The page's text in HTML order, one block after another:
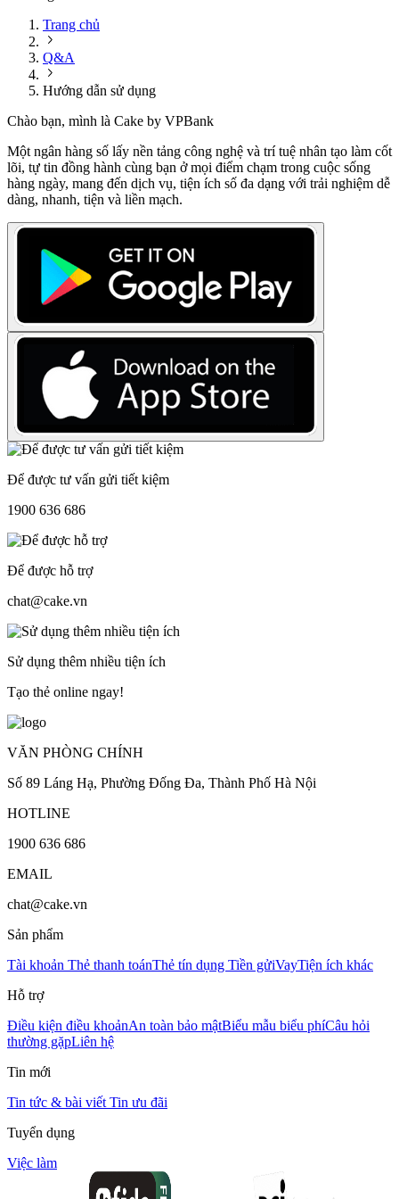
Trang chủ
Q&A
Hướng dẫn sử dụng
Chào bạn, mình là Cake by VPBank
Một ngân hàng số lấy nền tảng công nghệ và trí tuệ nhân tạo làm cốt
lõi, tự tin đồng hành cùng bạn ở mọi điểm chạm trong cuộc sống
hàng ngày, mang đến dịch vụ, tiện ích số đa dạng với trải nghiệm dễ
dàng, nhanh, tiện và liền mạch.
Để được tư vấn gửi tiết kiệm
1900 636 686
Để được hỗ trợ
chat@cake.vn
Sử dụng thêm nhiều tiện ích
Tạo thẻ online ngay!
VĂN PHÒNG CHÍNH
Số 89 Láng Hạ, Phường Đống Đa, Thành Phố Hà Nội
HOTLINE
1900 636 686
EMAIL
chat@cake.vn
Sản phẩm
Tài khoản Thẻ thanh toánThẻ tín dụng Tiền gửiVayTiện ích khác
Hỗ trợ
Điều kiện điều khoảnAn toàn bảo mậtBiểu mẫu biểu phíCâu hỏi
thường gặpLiên hệ
Tin mới
Tin tức & bài viết Tin ưu đãi
Tuyển dụng
Việc làm